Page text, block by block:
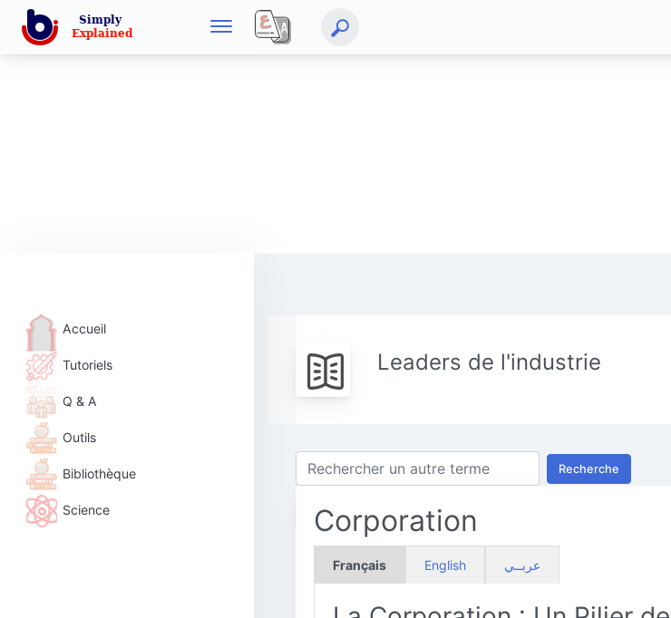
Accueil
Tutoriels
Q & A
Outils
Bibliothèque
Science
Leaders de l'industrie
Recherche
Corporation
Français English عربــي